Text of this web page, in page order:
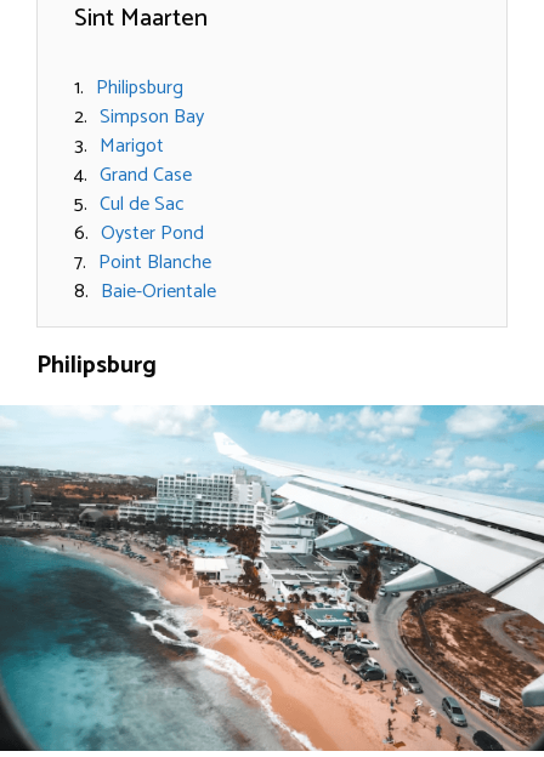
Sint Maarten
Philipsburg
Simpson Bay
Marigot
Grand Case
Cul de Sac
Oyster Pond
Point Blanche
Baie-Orientale
Philipsburg